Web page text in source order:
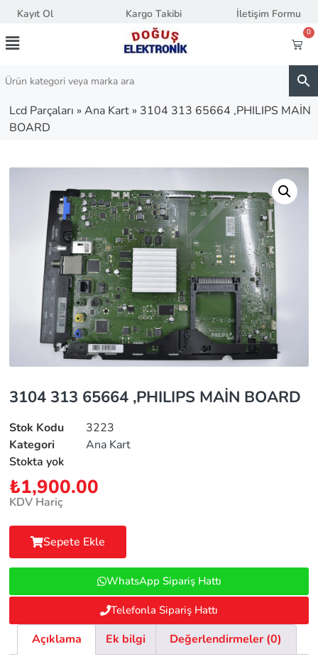
Kayıt Ol Kargo Takibi İletişim Formu
0
Lcd Parçaları » Ana Kart » 3104 313 65664 ,PHILIPS MAİN
BOARD
3104 313 65664 ,PHILIPS MAİN BOARD
Stok Kodu
3223
Kategori
Ana Kart
Stokta yok
₺1,900.00
KDV Hariç
Sepete Ekle
WhatsApp Sipariş Hattı
Telefonla Sipariş Hattı
Açıklama Ek bilgi Değerlendirmeler (0)